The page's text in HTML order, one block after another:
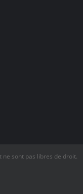
sont pas libres de droit.